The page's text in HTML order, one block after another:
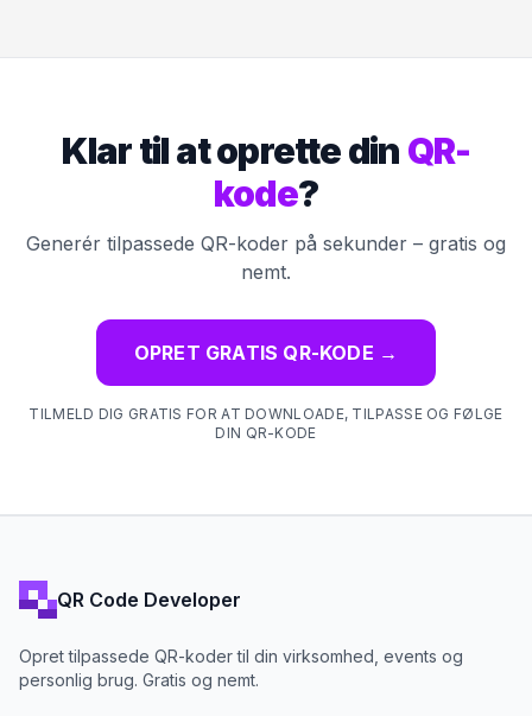
Klar til at oprette din QR-
kode?
Generér tilpassede QR-koder på sekunder – gratis og
nemt.
OPRET GRATIS QR-KODE →
TILMELD DIG GRATIS FOR AT DOWNLOADE, TILPASSE OG FØLGE
DIN QR-KODE
QR Code Developer
Opret tilpassede QR-koder til din virksomhed, events og
personlig brug. Gratis og nemt.